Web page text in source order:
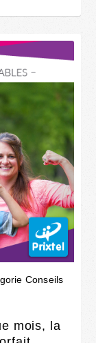
Conseils
mois, la